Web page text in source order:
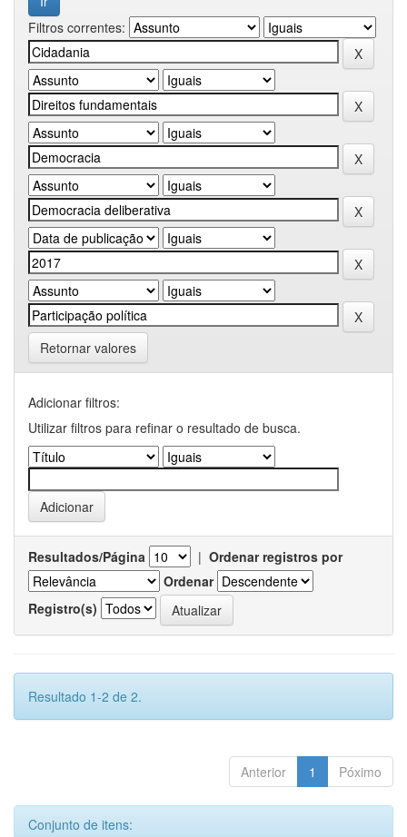
Filtros correntes:
Retornar valores
Adicionar filtros:
Utilizar filtros para refinar o resultado de busca.
Resultados/Página | Ordenar registros por
Ordenar
Registro(s)
Resultado 1-2 de 2.
Anterior 1 Póximo
Conjunto de itens: